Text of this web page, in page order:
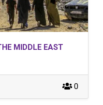
MIDDLE EAST
0